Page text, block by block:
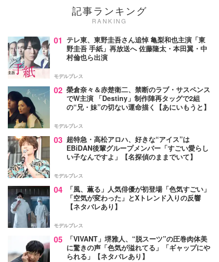
記事ランキング
RANKING
01 テレ東、東野圭吾さん追悼 亀梨和也主演「東
野圭吾 手紙」再放送へ 佐藤隆太・本田翼・中
村倫也ら出演
モデルプレス
02 榮倉奈々＆赤楚衛二、禁断のラブ・サスペンス
でW主演 「Destiny」制作陣再タッグで2組
の“兄・妹”の切ない運命描く【あにいもうと】
モデルプレス
03 超特急・高松アロハ、好きな“アイス”は
EBiDAN後輩グループメンバー「すごい愛らし
い子なんですよ」【名探偵のままでいて】
モデルプレス
04
「風、薫る」人気俳優が初登場「色気すごい」
「空気が変わった」とXトレンド入りの反響
【ネタバレあり】
モデルプレス
05
「VIVANT」堺雅人、“脱スーツ”の圧巻肉体美
に驚きの声「色気が溢れてる」「ギャップにや
られる」【ネタバレあり】